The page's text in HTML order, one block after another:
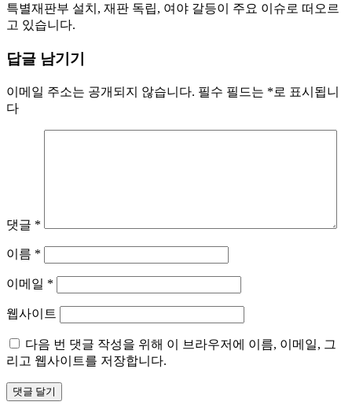
특별재판부 설치, 재판 독립, 여야 갈등이 주요 이슈로 떠오르
고 있습니다.
답글 남기기
이메일 주소는 공개되지 않습니다. 필수 필드는 *로 표시됩니
다
댓글 *
이름 *
이메일 *
웹사이트
다음 번 댓글 작성을 위해 이 브라우저에 이름, 이메일, 그
리고 웹사이트를 저장합니다.